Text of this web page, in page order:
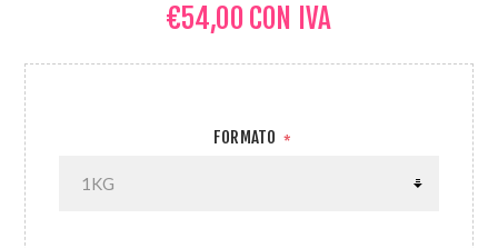
€54,00 CON IVA
FORMATO *